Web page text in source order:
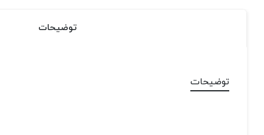
توضیحات
توضیحات